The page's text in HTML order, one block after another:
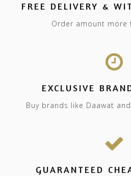
FREE DELIVERY &
Order amount more
EXCLUSIVE
Buy brands like Daawat
GUARANTEED